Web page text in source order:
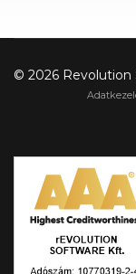
© 2026 Revolution